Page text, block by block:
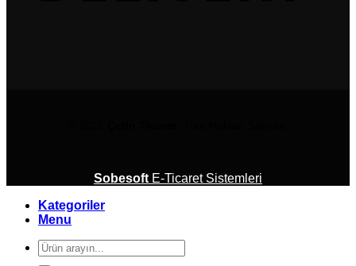
Sobesoft E-Ticaret Sistemleri
Kategoriler
Menu
Ara: